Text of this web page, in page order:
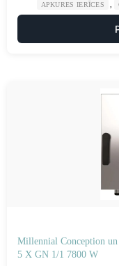
APKURES IERĪCES
Millennial Conception
5 X GN 1/1 7800 W